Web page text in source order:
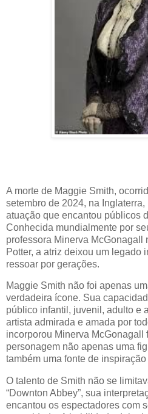
A morte de Maggie Smith,
setembro de 2024, na
atuação que encantou públicos
Conhecida mundialmente por
professora Minerva McGonagall
Potter, a atriz deixou um legado
ressoar por gerações.
Maggie Smith não foi apenas
verdadeira ícone. Sua
público infantil, juvenil, adulto e
artista admirada e amada por
incorporou Minerva McGonagall
personagem não apenas uma
também uma fonte de
O talento de Smith não se
“Downton Abbey”, sua
encantou os espectadores com